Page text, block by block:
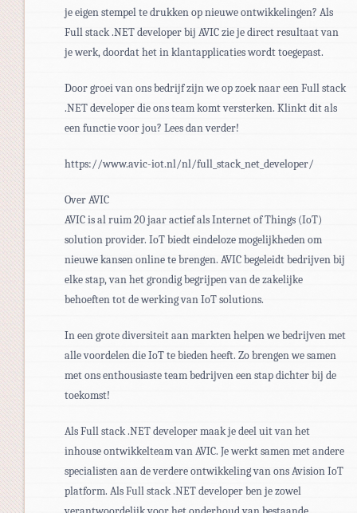
je eigen stempel te drukken op nieuwe ontwikkelingen? Als
Full stack .NET developer bij AVIC zie je direct resultaat van
je werk, doordat het in klantapplicaties wordt toegepast.
Door groei van ons bedrijf zijn we op zoek naar een Full stack
.NET developer die ons team komt versterken. Klinkt dit als
een functie voor jou? Lees dan verder!
https://www.avic-iot.nl/nl/full_stack_net_developer/
Over AVIC
AVIC is al ruim 20 jaar actief als Internet of Things (IoT)
solution provider. IoT biedt eindeloze mogelijkheden om
nieuwe kansen online te brengen. AVIC begeleidt bedrijven bij
elke stap, van het grondig begrijpen van de zakelijke
behoeften tot de werking van IoT solutions.
In een grote diversiteit aan markten helpen we bedrijven met
alle voordelen die IoT te bieden heeft. Zo brengen we samen
met ons enthousiaste team bedrijven een stap dichter bij de
toekomst!
Als Full stack .NET developer maak je deel uit van het
inhouse ontwikkelteam van AVIC. Je werkt samen met andere
specialisten aan de verdere ontwikkeling van ons Avision IoT
platform. Als Full stack .NET developer ben je zowel